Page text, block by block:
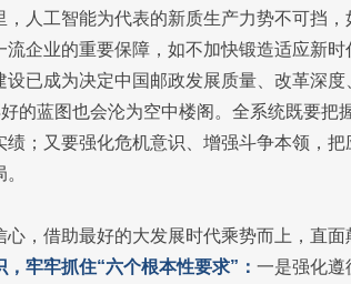
人工智能为代表的新质生产力势不可挡，
企业的重要保障，如不加快锻造适应新时
已成为决定中国邮政发展质量、改革深度
的蓝图也会沦为空中楼阁。全系统既要把
；又要强化危机意识、增强斗争本领，把
，借助最好的大发展时代乘势而上，直面
牢牢抓住“六个根本性要求”： 一是强化遵